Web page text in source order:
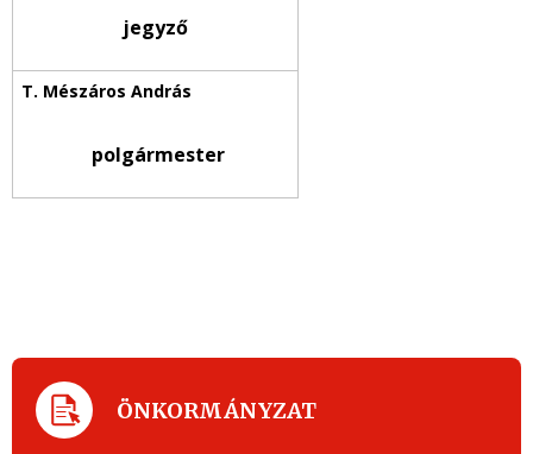
jegyző
polgármester
ÖNKORMÁNYZAT